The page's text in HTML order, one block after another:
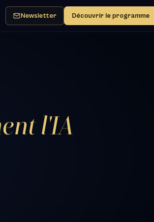
Newsletter Découvrir le programme
l'IA